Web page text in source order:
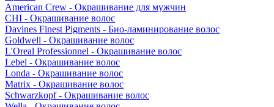
American Crew - Окрашивание для мужчин
CHI - Окрашивание волос
Davines Finest Pigments - Био-ламинирование волос
Goldwell - Окрашивание волос
L'Oreal Professionnel - Окрашивание волос
Lebel - Окрашивание волос
Londa - Окрашивание волос
Matrix - Окрашивание волос
Schwarzkopf - Окрашивание волос